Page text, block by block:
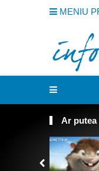
MENIU
Ar putea